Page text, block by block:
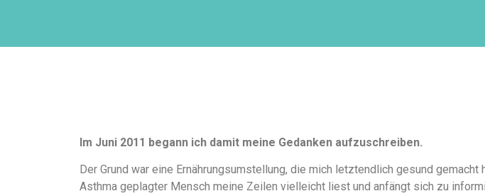
Im Juni 2011 begann ich damit meine Gedanken aufzuschreiben.
Der Grund war eine Ernährungsumstellung, die mich letztendlich gesund
Asthma geplagter Mensch meine Zeilen vielleicht liest und anfängt sich zu